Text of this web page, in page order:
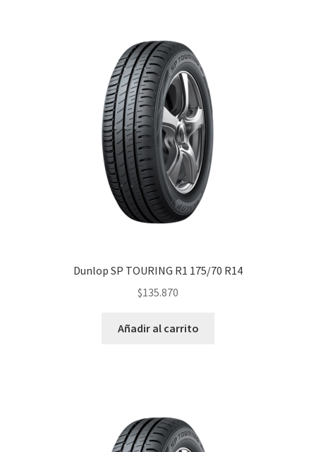
Dunlop SP TOURING R1 175/70 R14
$135.870
Añadir al carrito